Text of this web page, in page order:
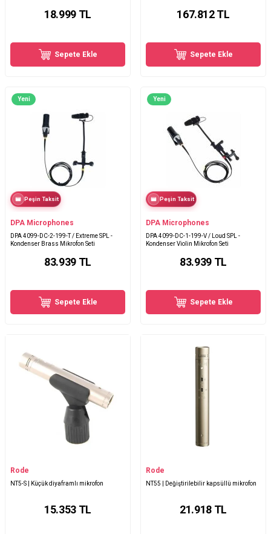
18.999TL
Sepete Ekle
167.812TL
Sepete Ekle
Yeni
Peşin Taksit
DPA Microphones
DPA 4099-DC-2-199-T / Extreme SPL -
Kondenser Brass Mikrofon Seti
83.939TL
Sepete Ekle
Yeni
Peşin Taksit
DPA Microphones
DPA 4099-DC-1-199-V / Loud SPL -
Kondenser Violin Mikrofon Seti
83.939TL
Sepete Ekle
Rode
NT5-S | Küçük diyaframlı mikrofon
15.353TL
Rode
NT55 | Değiştirilebilir kapsüllü mikrofon
21.918TL